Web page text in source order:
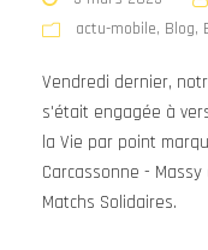
actu-mobile, Blog,
Vendredi dernier,
s'était engagée à
la Vie par point
Carcassonne -
Matchs Solidaires.